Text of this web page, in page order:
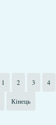
1 2 3 4
Кінець